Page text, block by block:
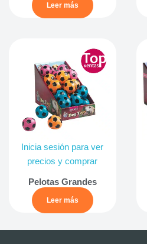
Leer más
Inicia sesión para ver
precios y comprar
Pelotas Grandes
Leer más